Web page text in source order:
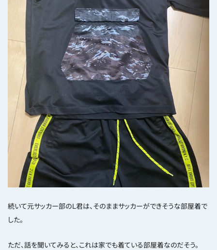
続いて元サッカー部のＬ君は、そのままサッカーができそうな部屋着で
した。
ただ、話を聞いてみると、これは家でも着ている部屋着なのだそう。